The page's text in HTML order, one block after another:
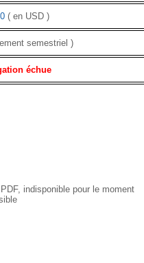
( en USD )
semestriel )
échue
indisponible pour le moment